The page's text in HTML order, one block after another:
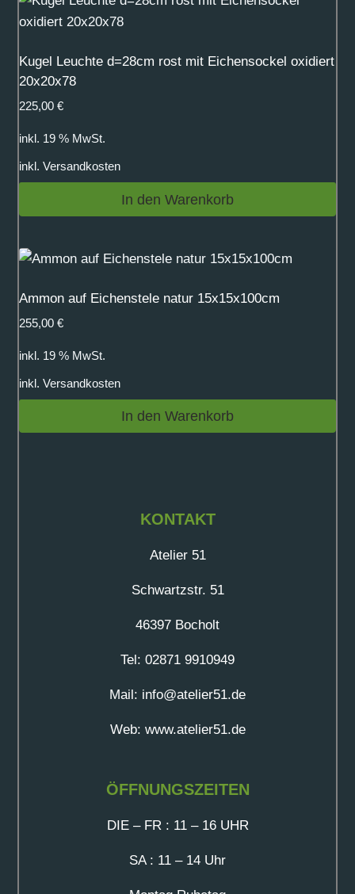
Kugel Leuchte d=28cm rost mit Eichensockel oxidiert
20x20x78
225,00 €
inkl. 19 % MwSt.
inkl. Versandkosten
In den Warenkorb
Ammon auf Eichenstele natur 15x15x100cm
255,00 €
inkl. 19 % MwSt.
inkl. Versandkosten
In den Warenkorb
KONTAKT
Atelier 51
Schwartzstr. 51
46397 Bocholt
Tel: 02871 9910949
Mail: info@atelier51.de
Web: www.atelier51.de
ÖFFNUNGSZEITEN
DIE – FR : 11 – 16 UHR
SA : 11 – 14 Uhr